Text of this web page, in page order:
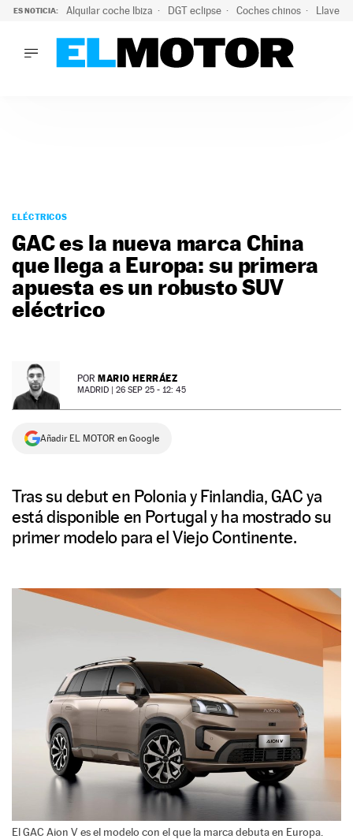
ES NOTICIA: Alquilar coche Ibiza DGT eclipse Coches chinos Llaves
PODCAST
MOTOS
TECNOLOGÍA
SUPERCOCHES
MOTORTV
NEWSLETTER
ELÉCTRICOS
GAC es la nueva marca China
que llega a Europa: su primera
apuesta es un robusto SUV
eléctrico
POR MARIO HERRÁEZ
MADRID | 26 SEP 25 - 12: 45
Añadir EL MOTOR en Google
Tras su debut en Polonia y Finlandia, GAC ya
está disponible en Portugal y ha mostrado su
primer modelo para el Viejo Continente.
El GAC Aion V es el modelo con el que la marca debuta en Europa.